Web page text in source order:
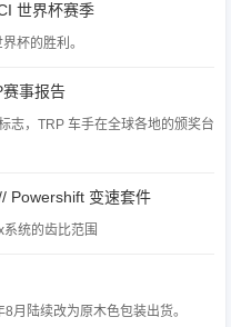
世界杯赛季
杯的胜利。
事报告
志，TRP 车手在全球各地的颁奖台
Powershift 变速套件
统的齿比范围
月陆续改为原木色包装出货。